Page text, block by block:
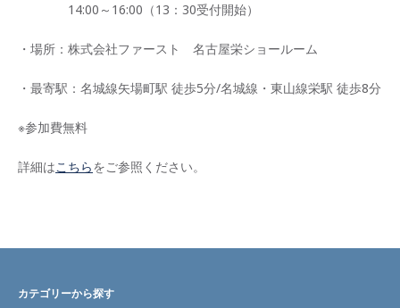
14:00～16:00（13：30受付開始）
・場所：株式会社ファースト 名古屋栄ショールーム
・最寄駅：名城線矢場町駅 徒歩5分/名城線・東山線栄駅 徒歩8分
※参加費無料
詳細はこちらをご参照ください。
カテゴリーから探す